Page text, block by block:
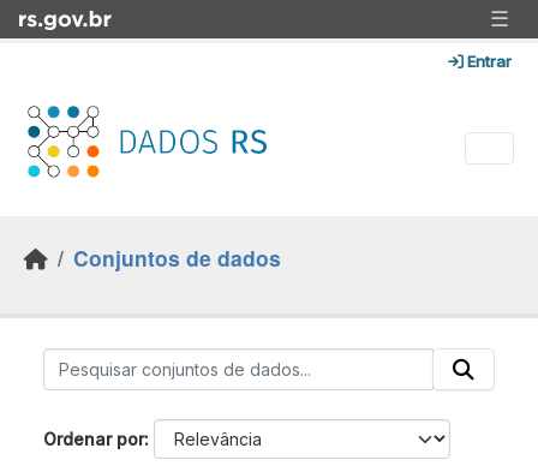
Skip to main content ☰
Entrar
Conjuntos de dados
Ordenar por